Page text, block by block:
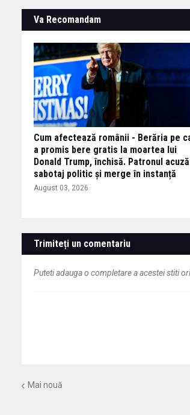
Va Recomandam
Cum afectează românii - Berăria pe
a promis bere gratis la moartea lui
Donald Trump, închisă. Patronul acuză
sabotaj politic și merge în instanță
August 03, 2026
Trimiteți un comentariu
Puteti adauga o completare a acestei stiti
Mai nouă